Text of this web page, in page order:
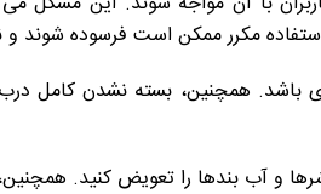
مکرر ممکن است فرسوده شوند و
باشد. همچنین، بسته نشدن کامل
و آب بندها را تعویض کنید.